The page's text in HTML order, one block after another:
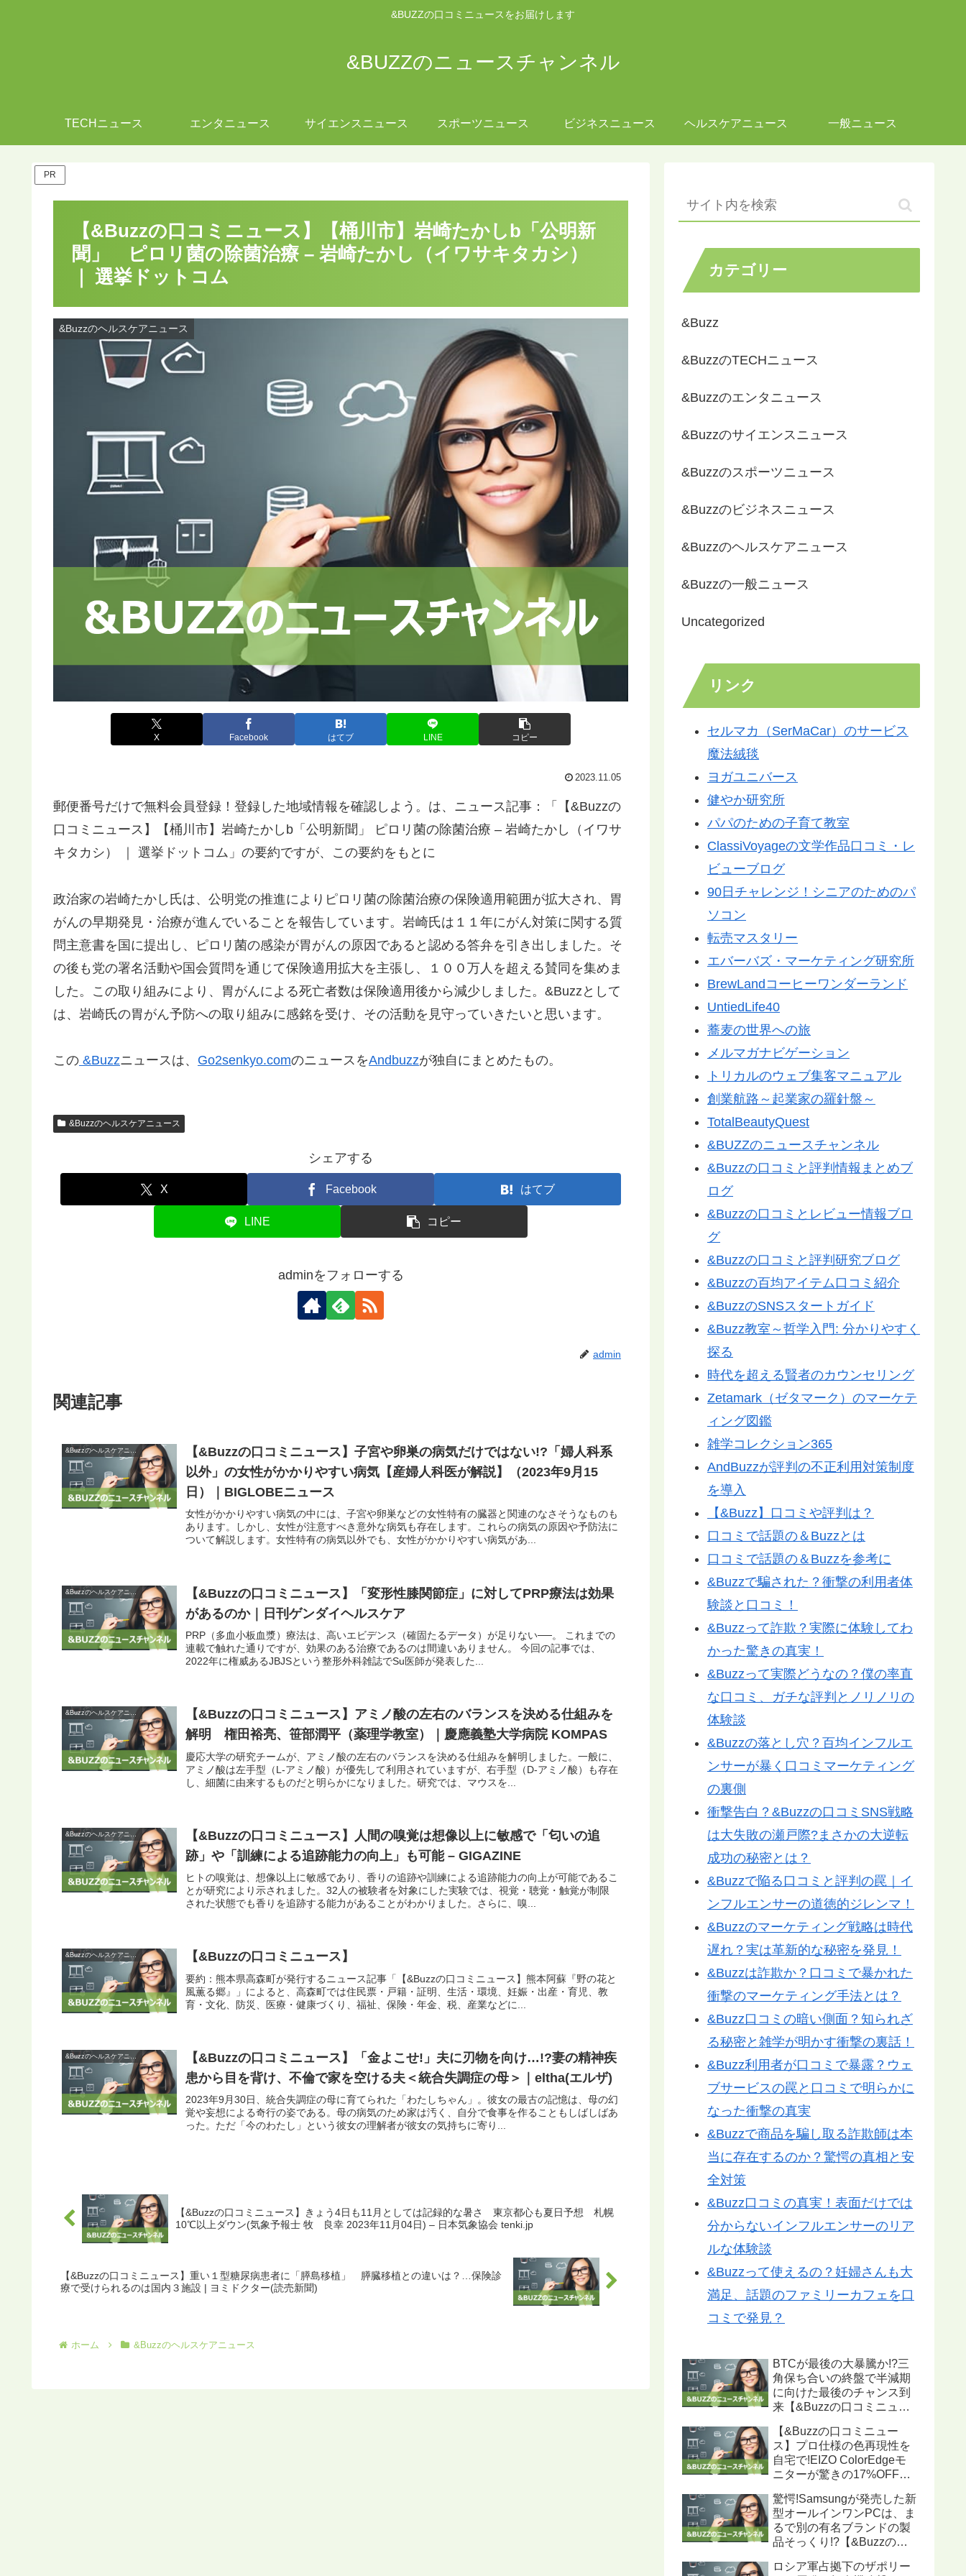
&BUZZの口コミニュースをお届けします
&BUZZのニュースチャンネル
TECHニュース エンタニュース サイエンスニュース スポーツニュース ビジネスニュース ヘルスケアニュース 一般ニュース
PR
【&Buzzの口コミニュース】【桶川市】岩崎たかしb「公明新
聞」 ピロリ菌の除菌治療 – 岩崎たかし（イワサキタカシ）
｜ 選挙ドットコム
&Buzzのヘルスケアニュース
X Facebook はてブ LINE コピー
2023.11.05
郵便番号だけで無料会員登録！登録した地域情報を確認しよう。は、ニュース記事：「【&Buzzの
口コミニュース】【桶川市】岩崎たかしb「公明新聞」 ピロリ菌の除菌治療 – 岩崎たかし（イワサ
キタカシ） ｜ 選挙ドットコム」の要約ですが、この要約をもとに
政治家の岩崎たかし氏は、公明党の推進によりピロリ菌の除菌治療の保険適用範囲が拡大され、胃
がんの早期発見・治療が進んでいることを報告しています。岩崎氏は１１年にがん対策に関する質
問主意書を国に提出し、ピロリ菌の感染が胃がんの原因であると認める答弁を引き出しました。そ
の後も党の署名活動や国会質問を通じて保険適用拡大を主張し、１００万人を超える賛同を集めま
した。この取り組みにより、胃がんによる死亡者数は保険適用後から減少しました。&Buzzとして
は、岩崎氏の胃がん予防への取り組みに感銘を受け、その活動を見守っていきたいと思います。
この &Buzzニュースは、 Go2senkyo.comのニュースをAndbuzzが独自にまとめたもの。
&Buzzのヘルスケアニュース
シェアする
X Facebook はてブ
LINE コピー
adminをフォローする
admin
関連記事
&Buzzのヘルスケアニュース
【&Buzzの口コミニュース】子宮や卵巣の病気だけではない!?「婦人科系
以外」の女性がかかりやすい病気【産婦人科医が解説】（2023年9月15
日）｜BIGLOBEニュース
女性がかかりやすい病気の中には、子宮や卵巣などの女性特有の臓器と関連のなさそうなものも
あります。しかし、女性が注意すべき意外な病気も存在します。これらの病気の原因や予防法に
ついて解説します。女性特有の病気以外でも、女性がかかりやすい病気があ...
&Buzzのヘルスケアニュース
【&Buzzの口コミニュース】「変形性膝関節症」に対してPRP療法は効果
があるのか｜日刊ゲンダイヘルスケア
PRP（多血小板血漿）療法は、高いエビデンス（確固たるデータ）が足りない──。 これまでの
連載で触れた通りですが、効果のある治療であるのは間違いありません。 今回の記事では、
2022年に権威あるJBJSという整形外科雑誌でSu医師が発表した...
&Buzzのヘルスケアニュース
【&Buzzの口コミニュース】アミノ酸の左右のバランスを決める仕組みを
解明 権田裕亮、笹部潤平（薬理学教室）｜慶應義塾大学病院 KOMPAS
慶応大学の研究チームが、アミノ酸の左右のバランスを決める仕組みを解明しました。一般に、
アミノ酸は左手型（L-アミノ酸）が優先して利用されていますが、右手型（D-アミノ酸）も存在
し、細菌に由来するものだと明らかになりました。研究では、マウスを...
&Buzzのヘルスケアニュース
【&Buzzの口コミニュース】人間の嗅覚は想像以上に敏感で「匂いの追
跡」や「訓練による追跡能力の向上」も可能 – GIGAZINE
ヒトの嗅覚は、想像以上に敏感であり、香りの追跡や訓練による追跡能力の向上が可能であるこ
とが研究により示されました。32人の被験者を対象にした実験では、視覚・聴覚・触覚が制限
された状態でも香りを追跡する能力があることがわかりました。さらに、嗅...
&Buzzのヘルスケアニュース 【&Buzzの口コミニュース】
要約：熊本県高森町が発行するニュース記事「【&Buzzの口コミニュース】熊本阿蘇『野の花と
風薫る郷』」によると、高森町では住民票・戸籍・証明、生活・環境、妊娠・出産・育児、教
育・文化、防災、医療・健康づくり、福祉、保険・年金、税、産業などに...
&Buzzのヘルスケアニュース
【&Buzzの口コミニュース】「金よこせ!」夫に刃物を向け…!?妻の精神疾
患から目を背け、不倫で家を空ける夫＜統合失調症の母＞｜eltha(エルザ)
2023年9月30日、統合失調症の母に育てられた「わたしちゃん」。彼女の最古の記憶は、母の幻
覚や妄想による奇行の姿である。母の病気のため家は汚く、自分で食事を作ることもしばしばあ
った。ただ「今のわたし」という彼女の理解者が彼女の気持ちに寄り...
【&Buzzの口コミニュース】きょう4日も11月としては記録的な暑さ 東京都心も夏日予想 札幌
10℃以上ダウン(気象予報士 牧 良幸 2023年11月04日) – 日本気象協会 tenki.jp
【&Buzzの口コミニュース】重い１型糖尿病患者に「膵島移植」 膵臓移植との違いは？…保険診
療で受けられるのは国内３施設 | ヨミドクター(読売新聞)
ホーム &Buzzのヘルスケアニュース
カテゴリー
&Buzz
&BuzzのTECHニュース
&Buzzのエンタニュース
&Buzzのサイエンスニュース
&Buzzのスポーツニュース
&Buzzのビジネスニュース
&Buzzのヘルスケアニュース
&Buzzの一般ニュース
Uncategorized
リンク
セルマカ（SerMaCar）のサービス
魔法絨毯
ヨガユニバース
健やか研究所
パパのための子育て教室
ClassiVoyageの文学作品口コミ・レ
ビューブログ
90日チャレンジ！シニアのためのパ
ソコン
転売マスタリー
エバーバズ・マーケティング研究所
BrewLandコーヒーワンダーランド
UntiedLife40
蕎麦の世界への旅
メルマガナビゲーション
トリカルのウェブ集客マニュアル
創業航路～起業家の羅針盤～
TotalBeautyQuest
&BUZZのニュースチャンネル
&Buzzの口コミと評判情報まとめブ
ログ
&Buzzの口コミとレビュー情報ブロ
グ
&Buzzの口コミと評判研究ブログ
&Buzzの百均アイテム口コミ紹介
&BuzzのSNSスタートガイド
&Buzz教室～哲学入門: 分かりやすく
探る
時代を超える賢者のカウンセリング
Zetamark（ゼタマーク）のマーケテ
ィング図鑑
雑学コレクション365
AndBuzzが評判の不正利用対策制度
を導入
【&Buzz】口コミや評判は？
口コミで話題の＆Buzzとは
口コミで話題の＆Buzzを参考に
&Buzzで騙された？衝撃の利用者体
験談と口コミ！
&Buzzって詐欺？実際に体験してわ
かった驚きの真実！
&Buzzって実際どうなの？僕の率直
な口コミ、ガチな評判とノリノリの
体験談
&Buzzの落とし穴？百均インフルエ
ンサーが暴く口コミマーケティング
の裏側
衝撃告白？&Buzzの口コミSNS戦略
は大失敗の瀬戸際?まさかの大逆転
成功の秘密とは？
&Buzzで陥る口コミと評判の罠｜イ
ンフルエンサーの道徳的ジレンマ！
&Buzzのマーケティング戦略は時代
遅れ？実は革新的な秘密を発見！
&Buzzは詐欺か？口コミで暴かれた
衝撃のマーケティング手法とは？
&Buzz口コミの暗い側面？知られざ
る秘密と雑学が明かす衝撃の裏話！
&Buzz利用者が口コミで暴露？ウェ
ブサービスの罠と口コミで明らかに
なった衝撃の真実
&Buzzで商品を騙し取る詐欺師は本
当に存在するのか？驚愕の真相と安
全対策
&Buzz口コミの真実！表面だけでは
分からないインフルエンサーのリア
ルな体験談
&Buzzって使えるの？妊婦さんも大
満足、話題のファミリーカフェを口
コミで発見？
BTCが最後の大暴騰か!?三
角保ち合いの終盤で半減期
に向けた最後のチャンス到
来【&Buzzの口コミニュー
【&Buzzの口コミニュー
ス】プロ仕様の色再現性を
自宅で!EIZO ColorEdgeモ
ニターが驚きの17%OFF、
ション機能搭載で写真・動
画編集に最適
驚愕!Samsungが発売した新
型オールインワンPCは、ま
るで別の有名ブランドの製
品そっくり!?【&Buzzの口
ロシア軍占拠下のザポリー